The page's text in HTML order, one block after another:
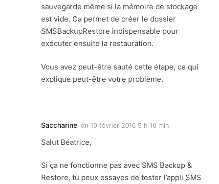
sauvegarde même si la mémoire de stockage
est vide. Ca permet de créer le dossier
SMSBackupRestore indispensable pour
exécuter ensuite la restauration.
Vous avez peut-être sauté cette étape, ce qui
explique peut-être votre problème.
Saccharine on 10 février 2016 9 h 16 min
Salut Béatrice,
Si ça ne fonctionne pas avec SMS Backup &
Restore, tu peux essayes de tester l’appli SMS